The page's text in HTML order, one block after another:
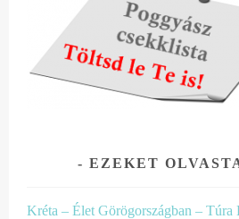
EZEKET
Kréta – Élet Görögországban –